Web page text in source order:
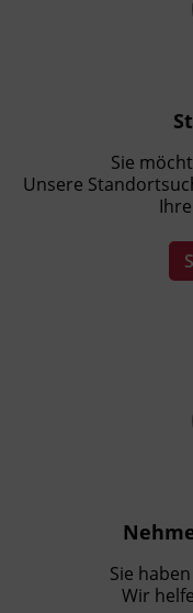
Sie
Unsere
Sie
Wir